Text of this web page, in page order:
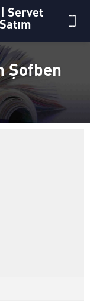
Şofben